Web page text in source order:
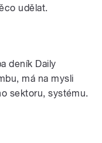
udělat.
deník Daily
má na mysli
sektoru, systému.